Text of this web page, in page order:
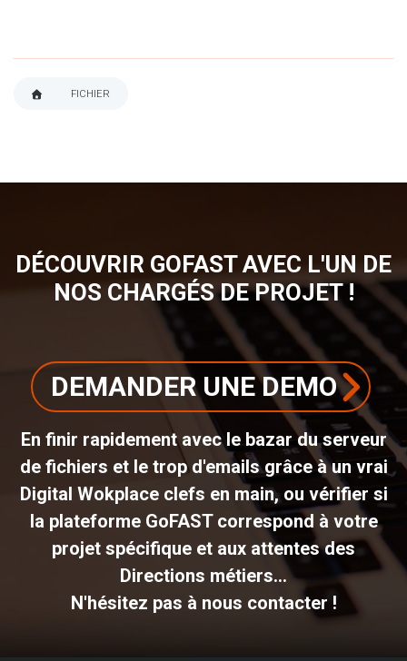
FICHIER
DÉCOUVRIR GOFAST AVEC L'UN DE
NOS CHARGÉS DE PROJET !
DEMANDER UNE DEMO
En finir rapidement avec le bazar du serveur
de fichiers et le trop d'emails grâce à un vrai
Digital Wokplace clefs en main, ou vérifier si
la plateforme GoFAST correspond à votre
projet spécifique et aux attentes des
Directions métiers...
N'hésitez pas à nous contacter !